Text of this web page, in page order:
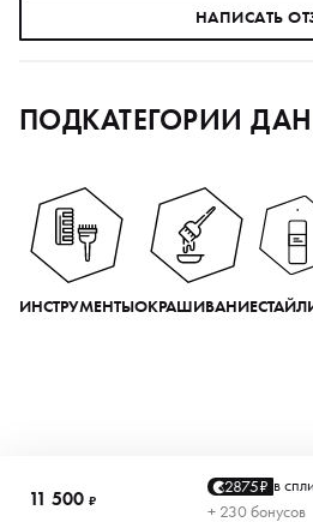
НАПИСАТЬ
ПОДКАТЕГОРИИ
ИНСТРУМЕНТЫОКРАШИВАНИЕ
11 500 ₽
2875₽ в
+ 230 бонусов